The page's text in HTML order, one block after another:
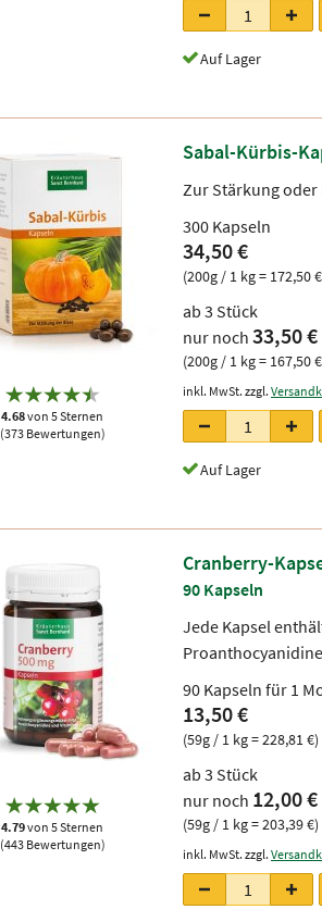
Auf Lager
4.68von 5 Sternen
(373 Bewertungen)
Sabal-Kürbis-
Zur Stärkung
300 Kapseln
34,50 €
(200g / 1 kg = 172,50
ab 3 Stück
nur noch 33,50 €
(200g / 1 kg = 167,50
inkl. MwSt. zzgl.
Auf Lager
4.79von 5 Sternen
(443 Bewertungen)
Cranberry-
90 Kapseln
Jede Kapsel
90 Kapseln für 1
13,50 €
(59g / 1 kg = 228,81 €)
ab 3 Stück
nur noch 12,00 €
(59g / 1 kg = 203,39 €)
inkl. MwSt. zzgl.